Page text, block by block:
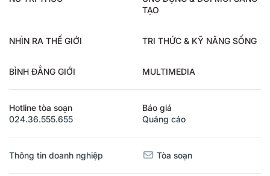
TẠO
NHÌN RA THẾ GIỚI TRI THỨC & KỸ NĂNG SỐNG
BÌNH ĐẲNG GIỚI MULTIMEDIA
Hotline tòa soạn
024.36.555.655
Báo giá
Quảng cáo
Thông tin doanh nghiệp Tòa soạn